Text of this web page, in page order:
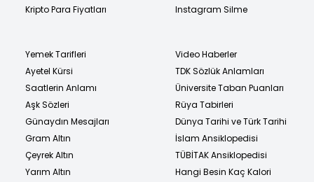
Kripto Para Fiyatları
Instagram Silme
Yemek Tarifleri
Ayetel Kürsi
Saatlerin Anlamı
Aşk Sözleri
Günaydın Mesajları
Gram Altın
Çeyrek Altın
Yarım Altın
Video Haberler
TDK Sözlük Anlamları
Üniversite Taban Puanları
Rüya Tabirleri
Dünya Tarihi ve Türk Tarihi
İslam Ansiklopedisi
TÜBİTAK Ansiklopedisi
Hangi Besin Kaç Kalori